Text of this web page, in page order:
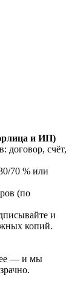
и ИП)
договор, счёт,
70 % или
(по
и
копий.
— и мы